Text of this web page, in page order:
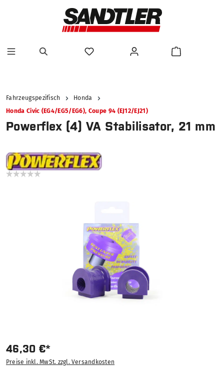
Fahrzeugspezifisch
Honda
Honda Civic (EG4/EG5/EG6), Coupe 94 (EJ12/EJ21)
Powerflex (4) VA Stabilisator, 21 mm
46,30 €*
Preise inkl. MwSt. zzgl. Versandkosten